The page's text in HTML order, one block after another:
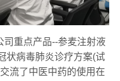
司重点产品--参麦注射液
状病毒肺炎诊疗方案(试
流了中医中药的使用在